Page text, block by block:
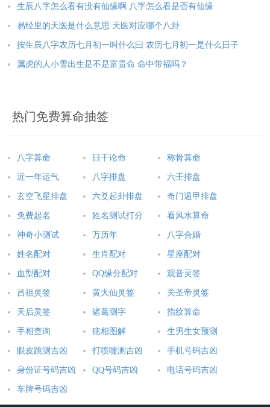
生辰八字怎么看有没有仙缘啊 八字怎么看是否有仙缘
易经里的天医是什么意思 天医对应哪个八卦
按生辰八字农历七月初一叫什么曰 农历七月初一是什么日子
属虎的人小雪出生是不是富贵命 命中带福吗？
热门免费算命抽签
八字算命 日干论命 称骨算命
近一年运气 八字排盘 六壬排盘
玄空飞星排盘 六爻起卦排盘 奇门遁甲排盘
免费起名 姓名测试打分 看风水算命
神奇小测试 万历年 八字合婚
姓名配对 生肖配对 星座配对
血型配对 QQ缘分配对 观音灵签
吕祖灵签 黄大仙灵签 关圣帝灵签
天后灵签 诸葛测字 指纹算命
手相查询 痣相图解 生男生女预测
眼皮跳测吉凶 打喷嚏测吉凶 手机号码吉凶
身份证号码吉凶 QQ号码吉凶 电话号码吉凶
车牌号码吉凶